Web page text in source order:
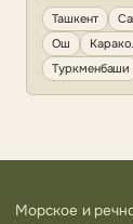
Ташкент
Ош
Туркменбаши
Морское и